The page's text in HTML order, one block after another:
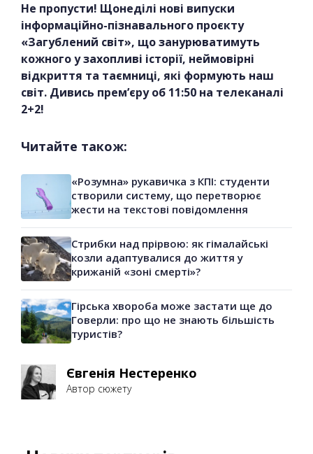
Не пропусти! Щонеділі нові випуски
інформаційно-пізнавального проєкту
«Загублений світ», що занурюватимуть
кожного у захопливі історії, неймовірні
відкриття та таємниці, які формують наш
світ. Дивись прем’єру об 11:50 на телеканалі
2+2!
Читайте також:
«Розумна» рукавичка з КПІ: студенти
створили систему, що перетворює
жести на текстові повідомлення
Стрибки над прірвою: як гімалайські
козли адаптувалися до життя у
крижаній «зоні смерті»?
Гірська хвороба може застати ще до
Говерли: про що не знають більшість
туристів?
Євгенія Нестеренко
Автор сюжету